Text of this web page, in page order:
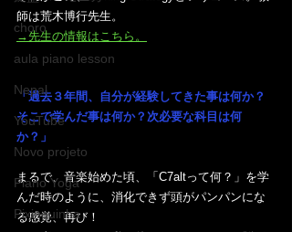
choro
aula piano lesson
Nepal
YouTube
Novo projeto
Piano Yoga
Pixinguinha
師は荒木博行先生。
→先生の情報はこちら。
「過去３年間、自分が経験してきた事は何か？
そこで学んだ事は何か？次必要な科目は何
か？」
まるで、音楽始めた頃、「C7altって何？」を学
んだ時のように、消化できず頭がパンパンにな
る感覚、再び！